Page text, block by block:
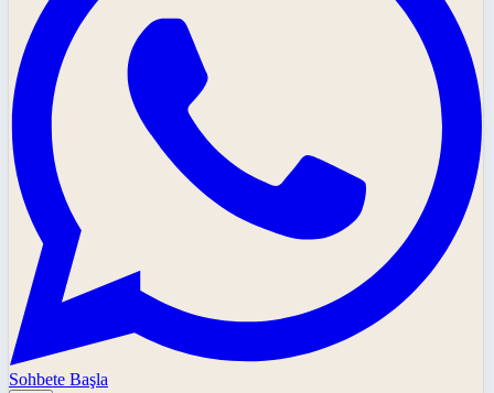
Sohbete Başla